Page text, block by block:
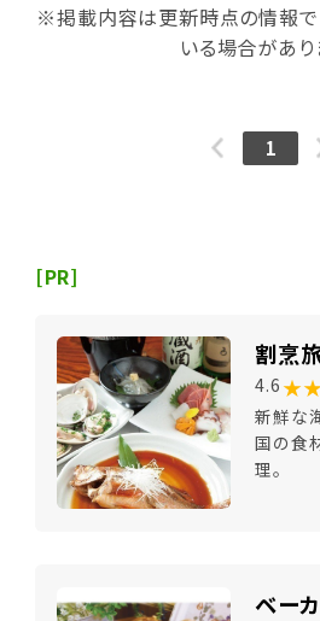
※掲載内容は更新時点の情報で
いる場合があり
1
[PR]
割烹
4.6
新鮮な
国の食
理。
ベー